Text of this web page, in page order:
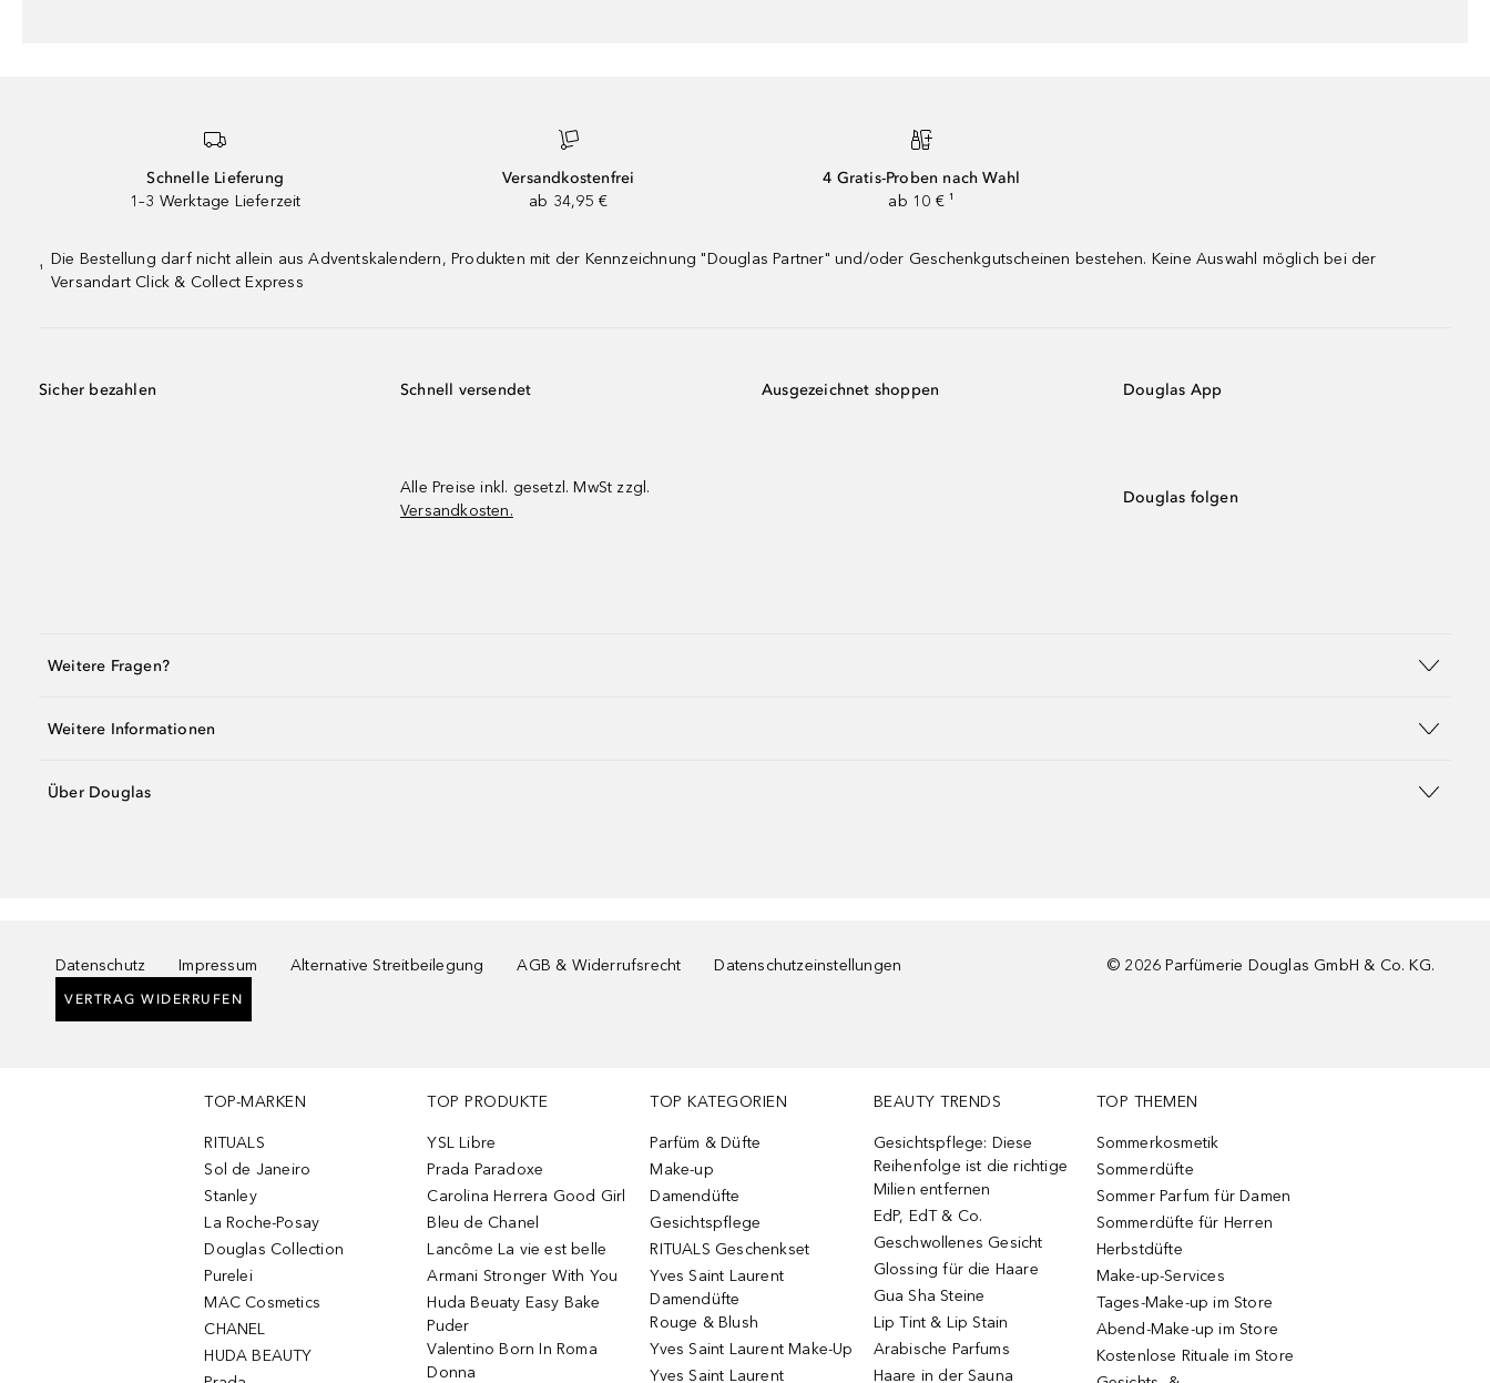
Schnelle Lieferung
1–3 Werktage Lieferzeit
Versandkostenfrei
ab 34,95 €
4 Gratis-Proben nach Wahl
ab 10 € ¹
¹
Die Bestellung darf nicht allein aus Adventskalendern, Produkten mit der Kennzeichnung "Douglas Partner" und/oder Geschenkgutscheinen bestehen. Keine Auswahl möglich bei der
Versandart Click & Collect Express
Sicher bezahlen Schnell versendet
Alle Preise inkl. gesetzl. MwSt zzgl.
Versandkosten.
Ausgezeichnet shoppen Douglas App
Douglas folgen
Weitere Fragen?
Weitere Informationen
Über Douglas
Datenschutz Impressum Alternative Streitbeilegung AGB & Widerrufsrecht Datenschutzeinstellungen
VERTRAG WIDERRUFEN
© 2026 Parfümerie Douglas GmbH & Co. KG.
TOP-MARKEN
RITUALS
Sol de Janeiro
Stanley
La Roche-Posay
Douglas Collection
Purelei
MAC Cosmetics
CHANEL
HUDA BEAUTY
TOP PRODUKTE
YSL Libre
Prada Paradoxe
Carolina Herrera Good Girl
Bleu de Chanel
Lancôme La vie est belle
Armani Stronger With You
Huda Beuaty Easy Bake
Puder
Valentino Born In Roma
Donna
TOP KATEGORIEN
Parfüm & Düfte
Make-up
Damendüfte
Gesichtspflege
RITUALS Geschenkset
Yves Saint Laurent
Damendüfte
Rouge & Blush
Yves Saint Laurent Make-Up
Yves Saint Laurent
BEAUTY TRENDS
Gesichtspflege: Diese
Reihenfolge ist die richtige
Milien entfernen
EdP, EdT & Co.
Geschwollenes Gesicht
Glossing für die Haare
Gua Sha Steine
Lip Tint & Lip Stain
Arabische Parfums
Haare in der Sauna
TOP THEMEN
Sommerkosmetik
Sommerdüfte
Sommer Parfum für Damen
Sommerdüfte für Herren
Herbstdüfte
Make-up-Services
Tages-Make-up im Store
Abend-Make-up im Store
Kostenlose Rituale im Store